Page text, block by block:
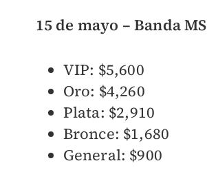
15 de mayo – Banda MS
VIP: $5,600
Oro: $4,260
Plata: $2,910
Bronce: $1,680
General: $900